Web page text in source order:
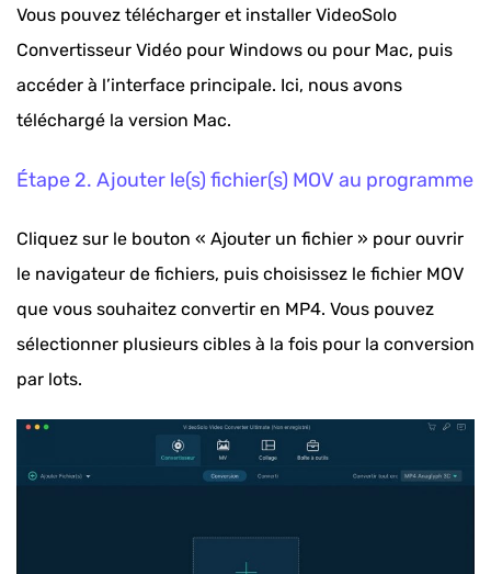
Vous pouvez télécharger et installer VideoSolo
Convertisseur Vidéo pour Windows ou pour Mac, puis
accéder à l’interface principale. Ici, nous avons
téléchargé la version Mac.
Étape 2. Ajouter le(s) fichier(s) MOV au programme
Cliquez sur le bouton « Ajouter un fichier » pour ouvrir
le navigateur de fichiers, puis choisissez le fichier MOV
que vous souhaitez convertir en MP4. Vous pouvez
sélectionner plusieurs cibles à la fois pour la conversion
par lots.